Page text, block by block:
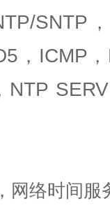
SNTP
， ICMP ，
NTP
网络时间服